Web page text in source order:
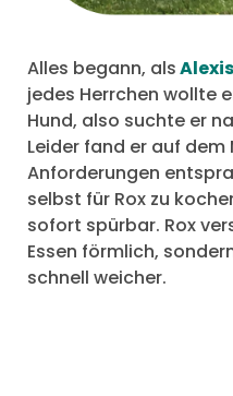
Alles begann, als
jedes Herrchen wollte
Hund, also suchte er
Leider fand er auf
Anforderungen
selbst für Rox zu
sofort spürbar. Rox
Essen förmlich,
schnell weicher.